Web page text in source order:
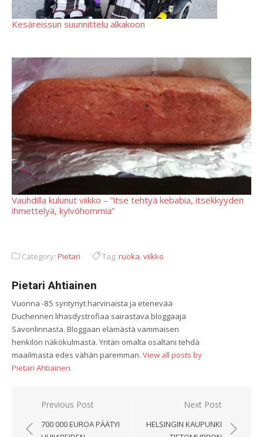
Kesäreissun suunnittelu alkakoon
Vauhdilla kulunut viikko – ”itse tehtyä kebabia, itsekkyyden
ihmettelyä, kylvöhommia”
Category: Pietari Tag: ruoka viikko
Pietari Ahtiainen
Vuonna -85 syntynyt harvinaista ja etenevää
Duchennen lihasdystrofiaa sairastava bloggaaja
Savonlinnasta. Bloggaan elämästä vammaisen
henkilön näkökulmasta. Yritän omalta osaltani tehdä
maailmasta edes vähän paremman. View all posts by
Pietari Ahtiainen
Artikkelien
selaus
Previous Post
700 000 EUROA PÄÄTYI
Next Post
HELSINGIN KAUPUNKI